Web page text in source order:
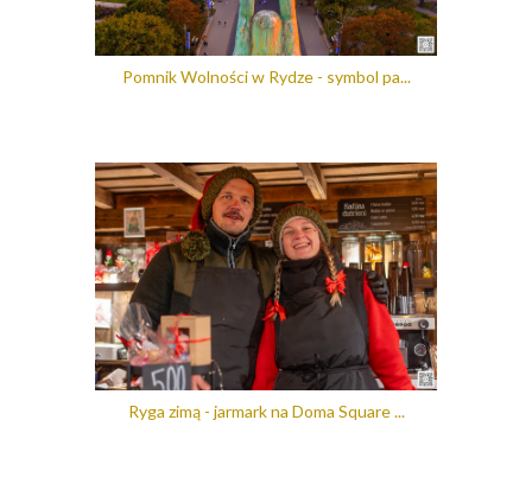
Pomnik Wolności w Rydze - symbol pa...
Ryga zimą - jarmark na Doma Square ...